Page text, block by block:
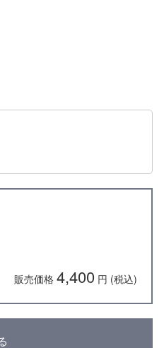
販売価格 4,400 円 (税込)